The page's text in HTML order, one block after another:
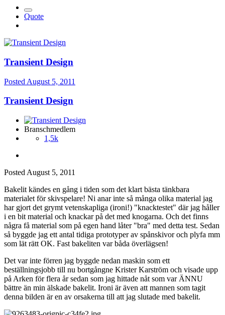
Quote
Transient Design
Posted August 5, 2011
Transient Design
Branschmedlem
1,5k
Posted August 5, 2011
Bakelit kändes en gång i tiden som det klart bästa tänkbara
materialet för skivspelare! Ni anar inte så många olika material jag
har gjort det grymt vetenskapliga (ironi!) "knacktestet" där jag håller
i en bit material och knackar på det med knogarna. Och det finns
några få material som på egen hand låter "bra" med detta test. Sedan
så byggde jag ett antal tidiga prototyper av spånskivor och plyfa mm
som lät rätt OK. Fast bakeliten var båda överlägsen!
Det var inte förren jag byggde nedan maskin som ett
beställningsjobb till nu bortgångne Krister Karström och visade upp
på Arken för flera år sedan som jag hittade nåt som var ÄNNU
bättre än min älskade bakelit. Ironi är även att mannen som tagit
denna bilden är en av orsakerna till att jag slutade med bakelit.